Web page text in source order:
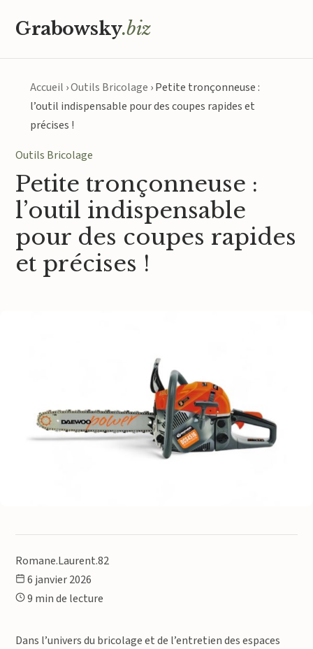
Grabowsky.biz
Accueil ›Outils Bricolage › Petite tronçonneuse :
l’outil indispensable pour des coupes rapides et
précises !
Outils Bricolage
Petite tronçonneuse :
l’outil indispensable
pour des coupes rapides
et précises !
Romane.Laurent.82
6 janvier 2026
9 min de lecture
Dans l’univers du bricolage et de l’entretien des espaces